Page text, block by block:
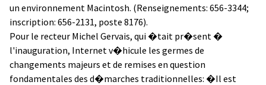
un environnement Macintosh. (Renseignements: 656-3344;
inscription: 656-2131, poste 8176).
Pour le recteur Michel Gervais, qui �tait pr�sent �
l'inauguration, Internet v�hicule les germes de
changements majeurs et de remises en question
fondamentales des d�marches traditionnelles: �Il est